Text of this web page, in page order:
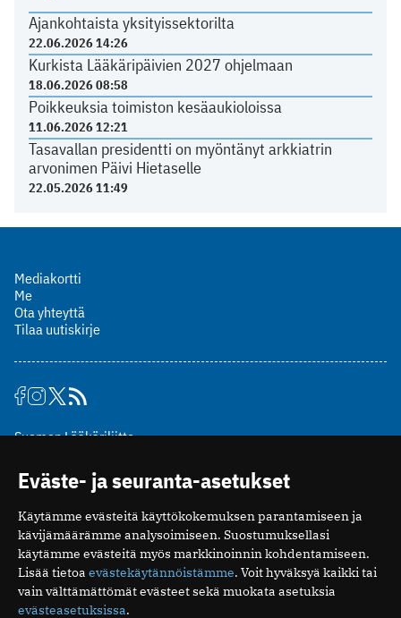
Ajankohtaista yksityissektorilta
22.06.2026 14:26
Kurkista Lääkäripäivien 2027 ohjelmaan
18.06.2026 08:58
Poikkeuksia toimiston kesäaukioloissa
11.06.2026 12:21
Tasavallan presidentti on myöntänyt arkkiatrin
arvonimen Päivi Hietaselle
22.05.2026 11:49
Mediakortti
Me
Ota yhteyttä
Tilaa uutiskirje
Suomen Lääkäriliitto
00510 Helsinki
puh. (09) 393 091
toimitus@potilaanlaakarilehti.fi
ISSN 2323-9476
Eväste- ja seuranta-asetukset
Käytämme evästeitä käyttökokemuksen parantamiseen ja
kävijämäärämme analysoimiseen. Suostumuksellasi
käytämme evästeitä myös markkinoinnin kohdentamiseen.
Lisää tietoa evästekäytännöistämme. Voit hyväksyä kaikki tai
vain välttämättömät evästeet sekä muokata asetuksia
evästeasetuksissa.